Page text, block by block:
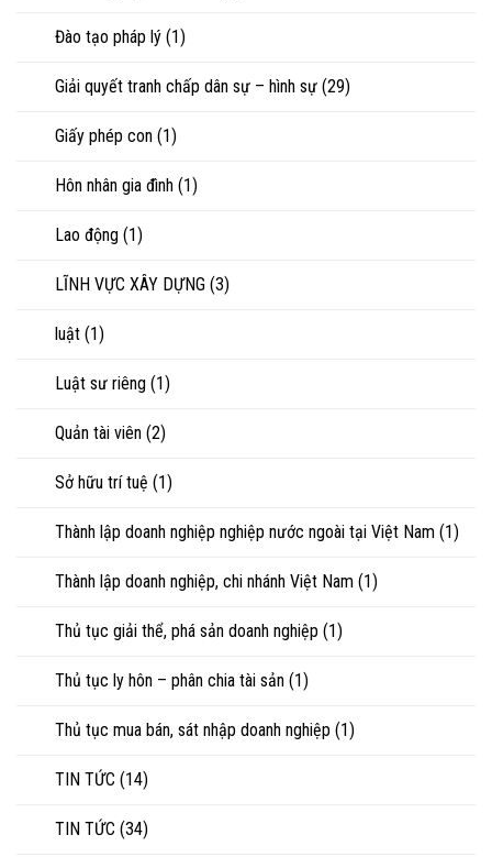
Đào tạo pháp lý (1)
Giải quyết tranh chấp dân sự – hình sự (29)
Giấy phép con (1)
Hôn nhân gia đình (1)
Lao động (1)
LĨNH VỰC XÂY DỰNG (3)
luật (1)
Luật sư riêng (1)
Quản tài viên (2)
Sở hữu trí tuệ (1)
Thành lập doanh nghiệp nghiệp nước ngoài tại Việt Nam (1)
Thành lập doanh nghiệp, chi nhánh Việt Nam (1)
Thủ tục giải thể, phá sản doanh nghiệp (1)
Thủ tục ly hôn – phân chia tài sản (1)
Thủ tục mua bán, sát nhập doanh nghiệp (1)
TIN TỨC (14)
TIN TỨC (34)